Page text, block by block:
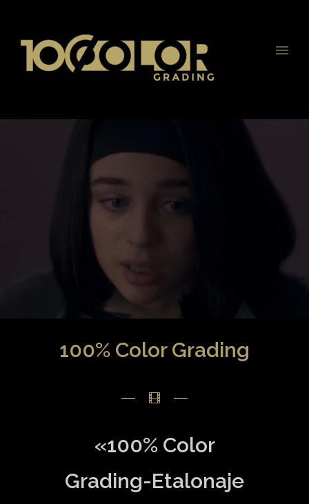
100% Color Grading
«100% Color
Grading-Etalonaje